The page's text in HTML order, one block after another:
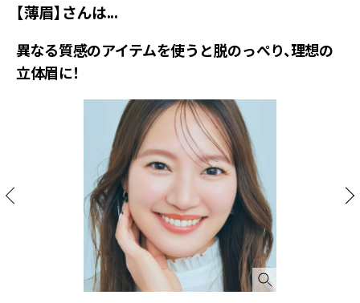
【薄眉】さんは...
異なる質感のアイテムを使うと脱のっぺり、理想の
立体眉に！